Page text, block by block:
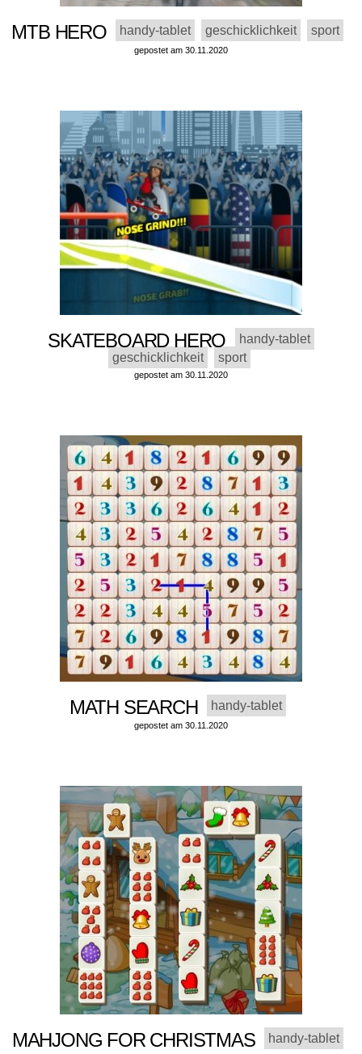
MTB HERO handy-tablet geschicklichkeit sport
gepostet am 30.11.2020
SKATEBOARD HERO
handy-tablet
geschicklichkeit
sport
gepostet am 30.11.2020
MATH SEARCH handy-tablet
gepostet am 30.11.2020
MAHJONG FOR CHRISTMAS handy-tablet